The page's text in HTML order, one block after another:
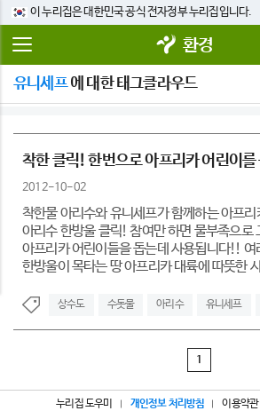
이 누리집은 대한민국 공식 전자정부 누리집입니다.
환경
유니세프에 대한 태그클라우드
착한 클릭! 한번으로 아프리카 어린이를
2012-10-02
착한물 아리수와 유니세프가 함께하는 아프
아리수 한방울 클릭! 참여만 하면 물부족으로
아프리카 어린이들을 돕는데 사용됩니다!! 여
한방울이 목타는 땅 아프리카 대륙에 따뜻한
상수도 수돗물 아리수 유니세프
1
누리집 도우미 개인정보 처리방침 이용약관